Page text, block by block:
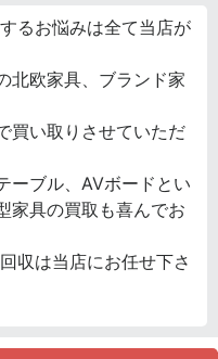
るお悩みは全て当店が
北欧家具、ブランド家
買い取りさせていただ
ーブル、AVボードとい
家具の買取も喜んでお
収は当店にお任せ下さ